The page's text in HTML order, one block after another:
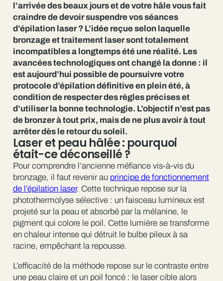
l’arrivée des beaux jours et de votre hâle vous fait
craindre de devoir suspendre vos séances
d’épilation laser ? L’idée reçue selon laquelle
bronzage et traitement laser sont totalement
incompatibles a longtemps été une réalité. Les
avancées technologiques ont changé la donne : il
est aujourd’hui possible de poursuivre votre
protocole d’épilation définitive en plein été, à
condition de respecter des règles précises et
d’utiliser la bonne technologie. L’objectif n’est pas
de bronzer à tout prix, mais de ne plus avoir à tout
arrêter dès le retour du soleil.
Laser et peau hâlée : pourquoi
était-ce déconseillé ?
Pour comprendre l’ancienne méfiance vis-à-vis du
bronzage, il faut revenir au principe de fonctionnement
de l’épilation laser. Cette technique repose sur la
photothermolyse sélective : un faisceau lumineux est
projeté sur la peau et absorbé par la mélanine, le
pigment qui colore le poil. Cette lumière se transforme
en chaleur intense qui détruit le bulbe pileux à sa
racine, empêchant la repousse.
L’efficacité de la méthode repose sur le contraste entre
une peau claire et un poil foncé : le laser cible alors